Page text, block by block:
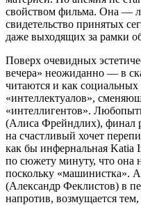
свойством фильма. Она —
свидетельство принятых
даже выходящих за рамки
Поверх очевидных
вечера» неожиданно — в
читаются и как
«интеллектуалов»,
«интеллигентов».
(Алиса Фрейндлих), финал
на счастливый хочет
как бы инфернальная Katia
по сюжету минуту, что она
поскольку «машинистка».
(Александр Феклистов) в
напротив, возмущается